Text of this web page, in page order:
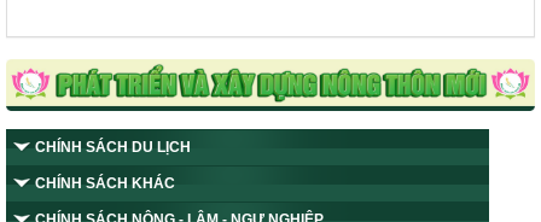
CHÍNH SÁCH DU LỊCH
CHÍNH SÁCH KHÁC